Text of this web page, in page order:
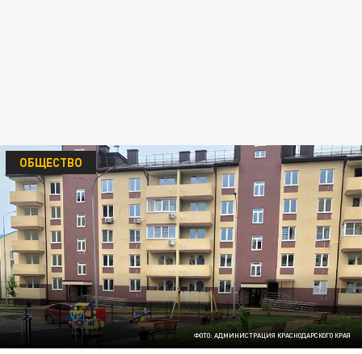
ФОТО: АДМИНИСТРАЦИЯ КРАСНОДАРСКОГО КРАЯ
ОБЩЕСТВО